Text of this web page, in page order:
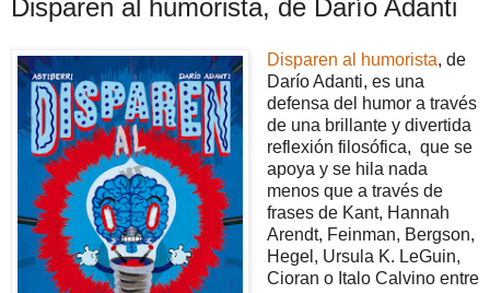
Disparen al humorista, de Darío Adanti
Disparen al humorista, de
Darío Adanti, es una
defensa del humor a través
de una brillante y divertida
reflexión filosófica, que se
apoya y se hila nada
menos que a través de
frases de Kant, Hannah
Arendt, Feinman, Bergson,
Hegel, Ursula K. LeGuin,
Cioran o Italo Calvino entre